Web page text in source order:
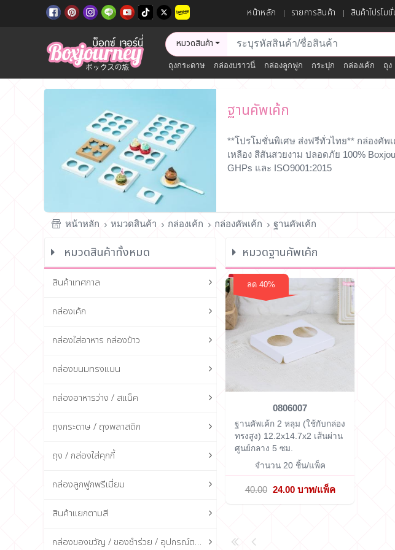
หน้าหลัก รายการสินค้า สินค้าโปรโม
หมวดสินค้า
ถุงกระดาษ กล่องบราวนี่ กล่องลูกฟูก กระปุก กล่องเค้ก ถุง
ฐานคัพเค้ก
**โปรโมชั่นพิเศษ ส่งฟรีทั่วไทย** กล่องคั
เหลือง สีสันสวยงาม ปลอดภัย 100%
GHPs และ ISO9001:2015
หน้าหลัก หมวดสินค้า กล่องเค้ก กล่องคัพเค้ก ฐานคัพเค้ก
หมวดสินค้าทั้งหมด
สินค้าเทศกาล
กล่องเค้ก
กล่องใส่อาหาร กล่องข้าว
กล่องขนมทรงแบน
กล่องอาหารว่าง / สแน็ค
ถุงกระดาษ / ถุงพลาสติก
ถุง / กล่องใส่คุกกี้
กล่องลูกฟูกพรีเมี่ยม
สินค้าแยกตามสี
กล่องของขวัญ / ของชำร่วย / อุปกรณ์ตกแต่งกล่อง
หมวดฐานคัพเค้ก
ลด 40%
0806007
ฐานคัพเค้ก 2 หลุม (ใช้กับกล่อง
ทรงสูง) 12.2x14.7x2 เส้นผ่าน
ศูนย์กลาง 5 ซม.
จำนวน 20 ชิ้น/แพ็ค
40.00 24.00 บาท/แพ็ค